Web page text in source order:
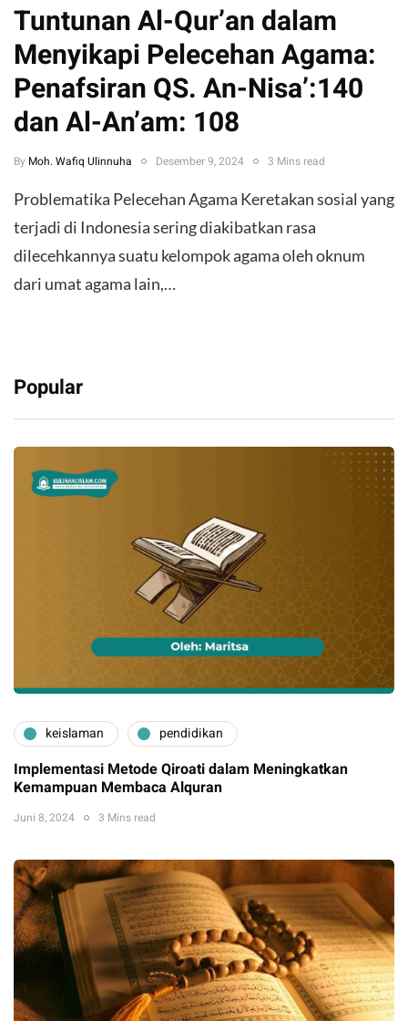
Tuntunan Al-Qur’an dalam
Menyikapi Pelecehan Agama:
Penafsiran QS. An-Nisa’:140
dan Al-An’am: 108
By Moh. Wafiq Ulinnuha Desember 9, 2024 3 Mins read
Problematika Pelecehan Agama Keretakan sosial yang
terjadi di Indonesia sering diakibatkan rasa
dilecehkannya suatu kelompok agama oleh oknum
dari umat agama lain,…
Popular
keislaman pendidikan
Implementasi Metode Qiroati dalam Meningkatkan
Kemampuan Membaca Alquran
Juni 8, 2024 3 Mins read